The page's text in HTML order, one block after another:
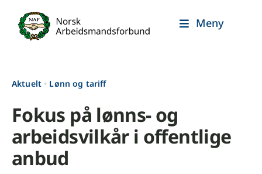
content
Meny
Aktuelt • Lønn og tariff
Fokus på lønns- og
arbeidsvilkår i offentlige
anbud